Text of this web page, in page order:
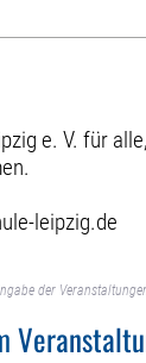
e. V. für
leipzig.de
der